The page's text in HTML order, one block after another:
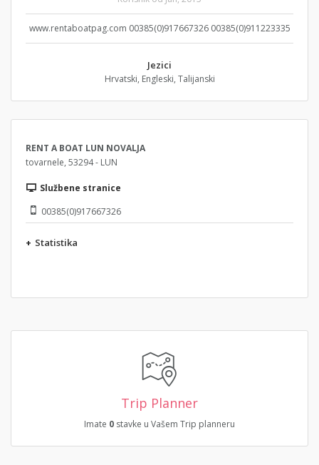
www.rentaboatpag.com 00385(0)917667326 00385(0)911223335
Jezici
Hrvatski, Engleski, Talijanski
RENT A BOAT LUN NOVALJA
tovarnele, 53294 - LUN
Službene stranice
00385(0)917667326
+ Statistika
Trip Planner
Imate 0 stavke u Vašem Trip planneru